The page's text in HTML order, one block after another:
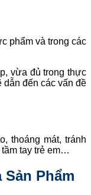
phẩm và trong các
vừa đủ trong thực
dẫn đến các vấn đề
thoáng mát, tránh
tầm tay trẻ em…
Phẩm